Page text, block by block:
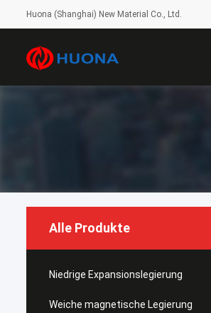
Huona (Shanghai) New Material Co., Ltd.
Alle Produkte
Niedrige Expansionslegierung
Weiche magnetische Legierung